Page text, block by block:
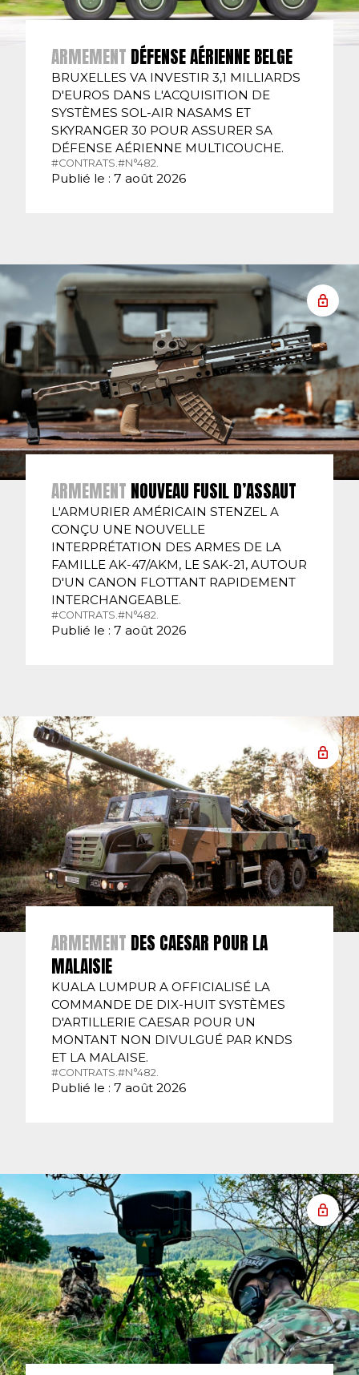
ARMEMENT DÉFENSE AÉRIENNE BELGE
BRUXELLES VA INVESTIR 3,1 MILLIARDS
D'EUROS DANS L'ACQUISITION DE
SYSTÈMES SOL-AIR NASAMS ET
SKYRANGER 30 POUR ASSURER SA
DÉFENSE AÉRIENNE MULTICOUCHE.
#CONTRATS.#N°482.
Publié le : 7 août 2026
ARMEMENT NOUVEAU FUSIL D’ASSAUT
L'ARMURIER AMÉRICAIN STENZEL A
CONÇU UNE NOUVELLE
INTERPRÉTATION DES ARMES DE LA
FAMILLE AK-47/AKM, LE SAK-21, AUTOUR
D'UN CANON FLOTTANT RAPIDEMENT
INTERCHANGEABLE.
#CONTRATS.#N°482.
Publié le : 7 août 2026
ARMEMENT DES CAESAR POUR LA
MALAISIE
KUALA LUMPUR A OFFICIALISÉ LA
COMMANDE DE DIX-HUIT SYSTÈMES
D'ARTILLERIE CAESAR POUR UN
MONTANT NON DIVULGUÉ PAR KNDS
ET LA MALAISE.
#CONTRATS. #N°482.
Publié le : 7 août 2026